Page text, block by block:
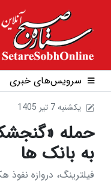
سرویس‌های خبری
1405 يکشنبه 7 تير
حمله
به بانک ها
فیلترینگ، دروازه نفوذ